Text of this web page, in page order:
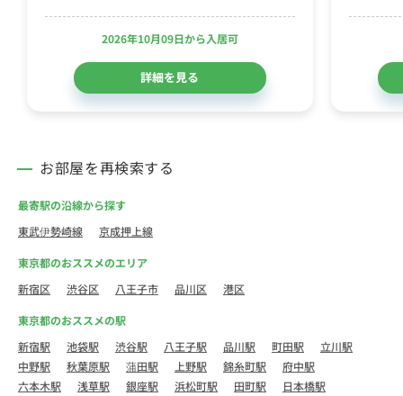
2026年10月09日から入居可
詳細を見る
お部屋を再検索する
最寄駅の沿線から探す
東武伊勢崎線
京成押上線
東京都のおススメのエリア
新宿区
渋谷区 八王子市 品川区 港区
東京都のおススメの駅
新宿駅
池袋駅 渋谷駅 八王子駅 品川駅 町田駅
立川駅
中野駅
秋葉原駅 蒲田駅 上野駅 錦糸町駅
府中駅
六本木駅
浅草駅 銀座駅 浜松町駅 田町駅
日本橋駅